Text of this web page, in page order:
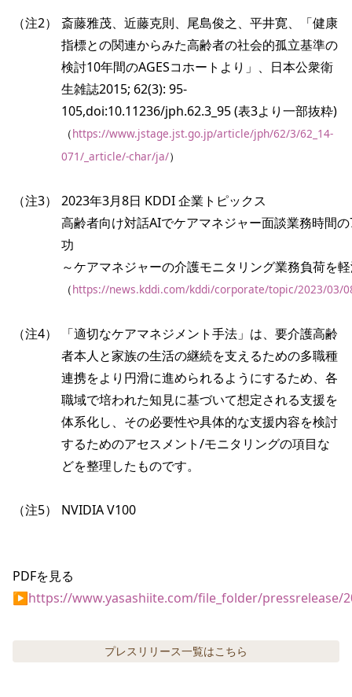
（注2）
斎藤雅茂、近藤克則、尾島俊之、平井寛、「健康
指標との関連からみた高齢者の社会的孤立基準の
検討10年間のAGESコホートより」、日本公衆衛
生雑誌2015; 62(3): 95-
105,doi:10.11236/jph.62.3_95 (表3より一部抜粋)
（https://www.jstage.jst.go.jp/article/jph/62/3/62_14-
071/_article/-char/ja/）
（注3）
2023年3月8日 KDDI 企業トピックス
高齢者向け対話AIでケアマネジャー面談業務時間
功
～ケアマネジャーの介護モニタリング業務負荷を
（https://news.kddi.com/kddi/corporate/topic/2023/03/
（注4）
「適切なケアマネジメント手法」は、要介護高齢
者本人と家族の生活の継続を支えるための多職種
連携をより円滑に進められるようにするため、各
職域で培われた知見に基づいて想定される支援を
体系化し、その必要性や具体的な支援内容を検討
するためのアセスメント/モニタリングの項目な
どを整理したものです。
（注5） NVIDIA V100
PDFを見る
▶https://www.yasashiite.com/file_folder/pressrelease/
プレスリリース一覧はこちら